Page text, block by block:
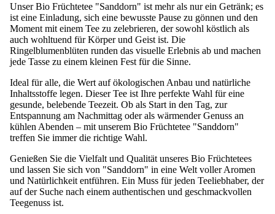
Unser Bio Früchtetee "Sanddorn" ist mehr als nur ein Getränk; es
ist eine Einladung, sich eine bewusste Pause zu gönnen und den
Moment mit einem Tee zu zelebrieren, der sowohl köstlich als
auch wohltuend für Körper und Geist ist. Die
Ringelblumenblüten runden das visuelle Erlebnis ab und machen
jede Tasse zu einem kleinen Fest für die Sinne.
Ideal für alle, die Wert auf ökologischen Anbau und natürliche
Inhaltsstoffe legen. Dieser Tee ist Ihre perfekte Wahl für eine
gesunde, belebende Teezeit. Ob als Start in den Tag, zur
Entspannung am Nachmittag oder als wärmender Genuss an
kühlen Abenden – mit unserem Bio Früchtetee "Sanddorn"
treffen Sie immer die richtige Wahl.
Genießen Sie die Vielfalt und Qualität unseres Bio Früchtetees
und lassen Sie sich von "Sanddorn" in eine Welt voller Aromen
und Natürlichkeit entführen. Ein Muss für jeden Teeliebhaber, der
auf der Suche nach einem authentischen und geschmackvollen
Teegenuss ist.